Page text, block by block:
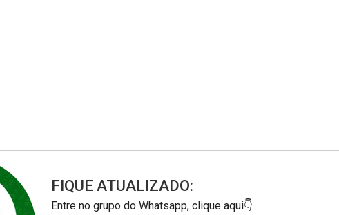
FIQUE ATUALIZADO:
Entre no grupo do Whatsapp, clique aqui👇